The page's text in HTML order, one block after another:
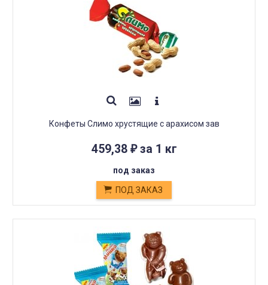
Конфеты Слимо хрустящие с арахисом зав
459,38 ₽за 1 кг
под заказ
ПОД ЗАКАЗ